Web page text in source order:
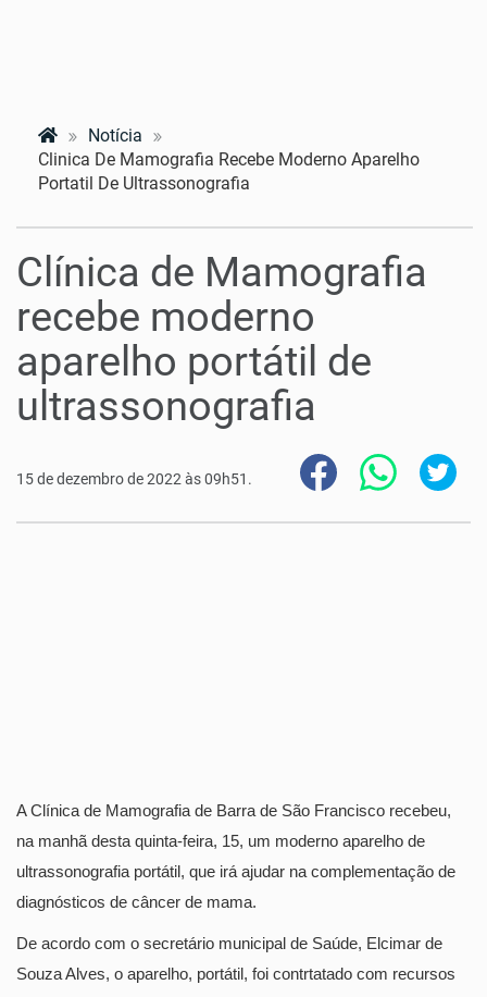
Notícia
Clinica De Mamografia Recebe Moderno Aparelho
Portatil De Ultrassonografia
Clínica de Mamografia
recebe moderno
aparelho portátil de
ultrassonografia
15 de dezembro de 2022 às 09h51.
A Clínica de Mamografia de Barra de São Francisco recebeu,
na manhã desta quinta-feira, 15, um moderno aparelho de
ultrassonografia portátil, que irá ajudar na complementação de
diagnósticos de câncer de mama.
De acordo com o secretário municipal de Saúde, Elcimar de
Souza Alves, o aparelho, portátil, foi contrtatado com recursos